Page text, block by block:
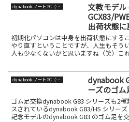
dynabook ノートPC（旧東芝）
文教モデ
GCX83/
出荷状態に
初期化パソコンは中身を出荷状態にする
やり直すということですが、人生もそう
人も少なくないかと思いますね（笑）こ
dynabook ノートPC（旧東芝）
dynabook
ーズのゴム
ゴム足交換dynabook G83 シリーズも2
スされているdynabook G83/HS シリー
記念モデルのdynabook G83 のゴム足を